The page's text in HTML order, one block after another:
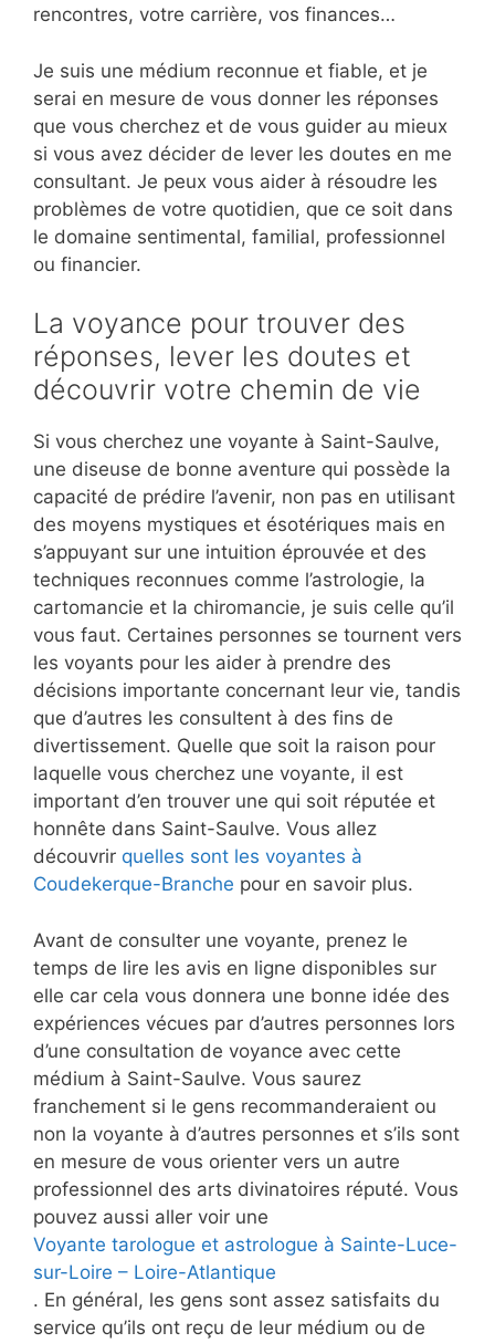
rencontres, votre carrière, vos finances…
Je suis une médium reconnue et fiable, et je
serai en mesure de vous donner les réponses
que vous cherchez et de vous guider au mieux
si vous avez décider de lever les doutes en me
consultant. Je peux vous aider à résoudre les
problèmes de votre quotidien, que ce soit dans
le domaine sentimental, familial, professionnel
ou financier.
La voyance pour trouver des
réponses, lever les doutes et
découvrir votre chemin de vie
Si vous cherchez une voyante à Saint-Saulve,
une diseuse de bonne aventure qui possède la
capacité de prédire l’avenir, non pas en utilisant
des moyens mystiques et ésotériques mais en
s’appuyant sur une intuition éprouvée et des
techniques reconnues comme l’astrologie, la
cartomancie et la chiromancie, je suis celle qu’il
vous faut. Certaines personnes se tournent vers
les voyants pour les aider à prendre des
décisions importante concernant leur vie, tandis
que d’autres les consultent à des fins de
divertissement. Quelle que soit la raison pour
laquelle vous cherchez une voyante, il est
important d’en trouver une qui soit réputée et
honnête dans Saint-Saulve. Vous allez
découvrir quelles sont les voyantes à
Coudekerque-Branche pour en savoir plus.
Avant de consulter une voyante, prenez le
temps de lire les avis en ligne disponibles sur
elle car cela vous donnera une bonne idée des
expériences vécues par d’autres personnes lors
d’une consultation de voyance avec cette
médium à Saint-Saulve. Vous saurez
franchement si le gens recommanderaient ou
non la voyante à d’autres personnes et s’ils sont
en mesure de vous orienter vers un autre
professionnel des arts divinatoires réputé. Vous
pouvez aussi aller voir une
Voyante tarologue et astrologue à Sainte-Luce-
sur-Loire – Loire-Atlantique
. En général, les gens sont assez satisfaits du
service qu’ils ont reçu de leur médium ou de